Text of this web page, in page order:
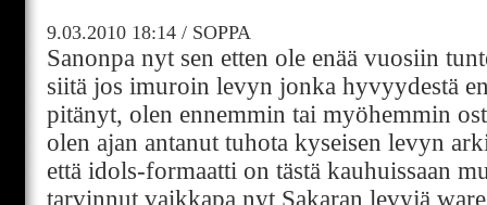
9.03.2010 18:14 / SOPPA
Sanonpa nyt sen etten ole enää vuosiin
siitä jos imuroin levyn jonka hyvyydestä
pitänyt, olen ennemmin tai myöhemmin
olen ajan antanut tuhota kyseisen levyn
että idols-formaatti on tästä kauhuissaan
tarvinnut vaikkapa nyt Sakaran levyjä